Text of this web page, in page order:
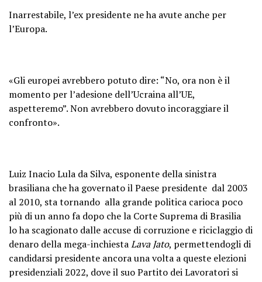
Inarrestabile, l’ex presidente ne ha avute anche per
l’Europa.
«Gli europei avrebbero potuto dire: “No, ora non è il
momento per l’adesione dell’Ucraina all’UE,
aspetteremo”. Non avrebbero dovuto incoraggiare il
confronto».
Luiz Inacio Lula da Silva, esponente della sinistra
brasiliana che ha governato il Paese presidente dal 2003
al 2010, sta tornando alla grande politica carioca poco
più di un anno fa dopo che la Corte Suprema di Brasilia
lo ha scagionato dalle accuse di corruzione e riciclaggio di
denaro della mega-inchiestaLava Jato, permettendogli di
candidarsi presidente ancora una volta a queste elezioni
presidenziali 2022, dove il suo Partito dei Lavoratori si